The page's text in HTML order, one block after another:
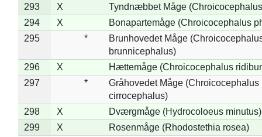
293
X
Tyndnæbbet Måge
294
X
Bonapartemåge (Chroicocephalus
295
*
Brunhovedet Måge
brunnicephalus)
296
X
Hættemåge (Chroicocephalus
297
*
Gråhovedet Måge (Chroicocephalus
cirrocephalus)
298
X
Dværgmåge (Hydrocoloeus minutus)
299
X
Rosenmåge (Rhodostethia rosea)